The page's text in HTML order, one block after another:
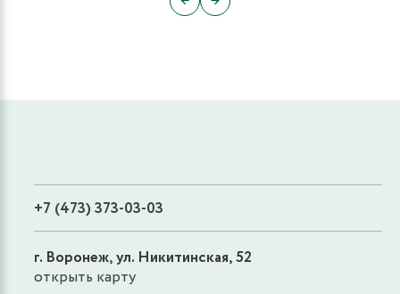
+7 (473) 373-03-03
г. Воронеж, ул. Никитинская, 52
открыть карту